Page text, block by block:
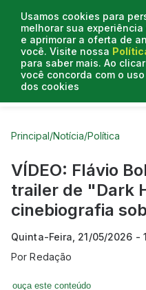
Usamos cookies para
melhorar sua
e aprimorar a oferta de
você. Visite nossa
para saber mais. Ao
você concorda com o
dos cookies
Curtas do Poder
Principal/Notícia/Política
VÍDEO: Flávio
trailer de "Dark
cinebiografia
Quinta-Feira, 21/05/2026 -
PorRedação
ouça este conteúdo